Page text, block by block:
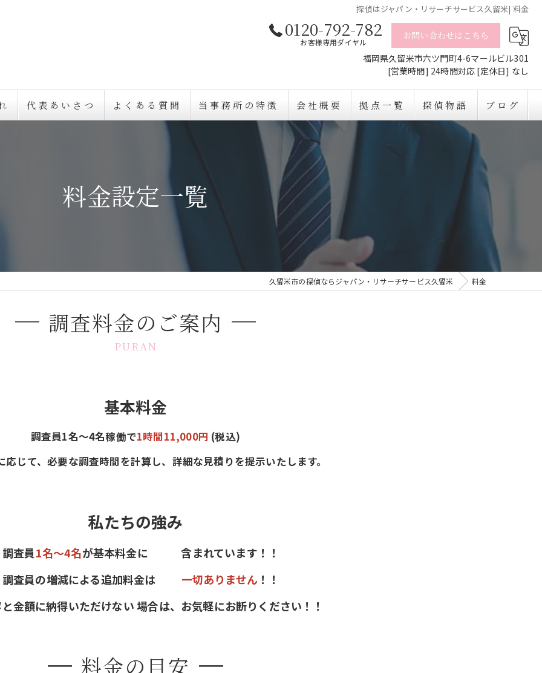
探偵はジャパン・リサーチサービス久留米| 料金
0120-792-782
お客様専用ダイヤル
お問い合わせはこちら
福岡県久留米市六ツ門町4-6マールビル301
[営業時間] 24時間対応 [定休日] なし
代表あいさつ よくある質問 当事務所の特徴
素行調査
筑後地区専門 浮気調査 ジャパン・リサーチサービス久留米
朝倉での浮気調査は信頼できる探偵へ
筑紫野市で浮気調査を頼むならジャパン・リサーチサービス久留米
【八女】旦那・嫁の浮気が怪しい…確かな証拠を掴むなら｜明確料金の探偵調査
会社概要 拠点一覧 探偵物語 ブログ
料金設定一覧
久留米市の探偵ならジャパン・リサーチサービス久留米 料金
調査料金のご案内
PURAN
基本料金
調査員1名～4名稼働で1時間11,000円 (税込)
応じて、必要な調査時間を計算し、詳細な見積りを提示いたします。
私たちの強み
査員1名～4名が基本料金に 含まれています！！
調査員の増減による追加料金は 一切ありません ！！
金額に納得いただけない 場合は、お気軽にお断りください！！
料金の目安